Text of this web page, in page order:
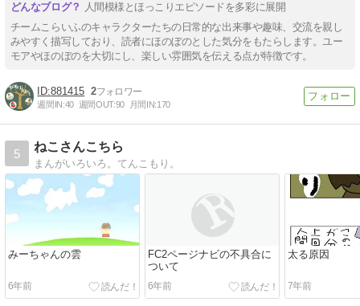
人間模様とほっこりエピソードを多彩に展開
チームこらいふのキャラクターたちの日常的な出来事や趣味、交流を親し
みやすく描写しており、読者にほのぼのとした気分をもたらします。ユー
モアやほのぼのを大切にし、楽しい雰囲気を伝える点が特徴です。
881415 2
週間IN:40 週間OUT:90 月間IN:170
5
ねこさんこちら
まんがいろいろ。てんこもり。
みーちゃんの雲
6年前
FC2ページナビの不具合に
ついて
6年前
太る原因
7年前